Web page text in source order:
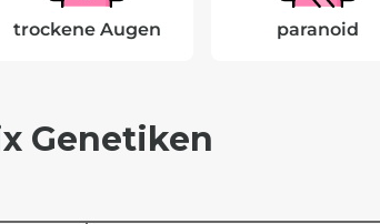
trockene Augen paranoid
Genetiken